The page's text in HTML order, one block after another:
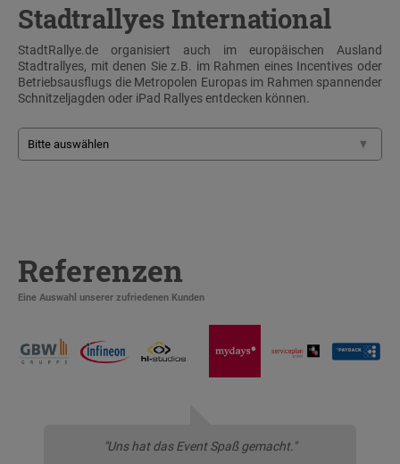
Stadtrallyes International
StadtRallye.de organisiert auch im europäischen Ausland
Stadtrallyes, mit denen Sie z.B. im Rahmen eines Incentives oder
Betriebsausflugs die Metropolen Europas im Rahmen spannender
Schnitzeljagden oder iPad Rallyes entdecken können.
Referenzen
Eine Auswahl unserer zufriedenen Kunden
"Uns hat das Event Spaß gemacht."